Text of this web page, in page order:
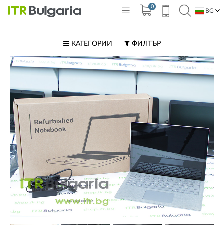
0
BG
КАТЕГОРИИ ФИЛТЪР